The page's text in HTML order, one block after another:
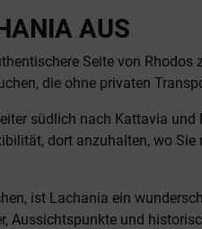
AUS
Seite von
die ohne privaten
südlich nach Kattavia
dort anzuhalten, wo
ist Lachania ein
Aussichtspunkte und